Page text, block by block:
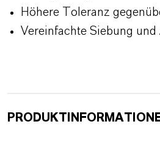
Höhere Toleranz
Vereinfachte Siebung